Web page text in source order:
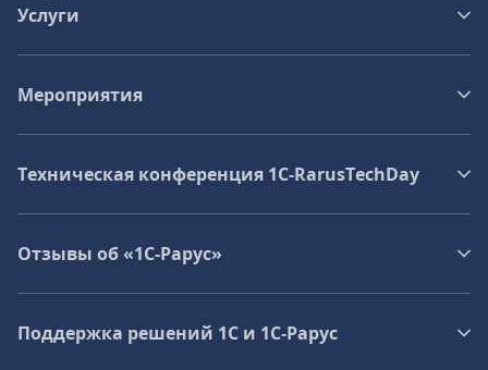
Услуги
Мероприятия
Техническая конференция 1C‑RarusTechDay
Отзывы об «1С-Рарус»
Поддержка решений 1С и 1С‑Рарус